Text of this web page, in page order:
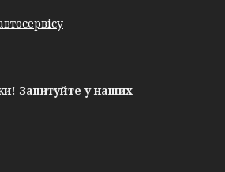
Запитуйте у наших